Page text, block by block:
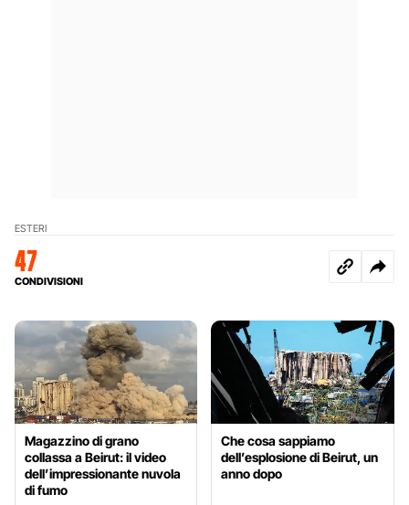
ESTERI
47
CONDIVISIONI
Magazzino di grano
collassa a Beirut: il video
dell’impressionante nuvola
di fumo
Che cosa sappiamo
dell’esplosione di Beirut, un
anno dopo